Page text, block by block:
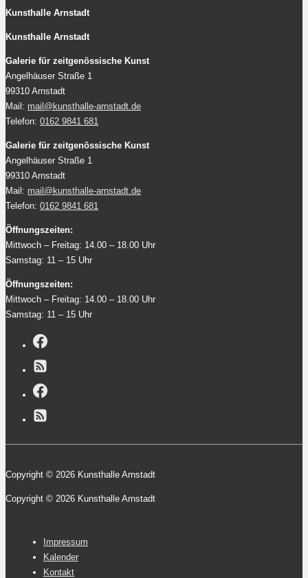
Kunsthalle Arnstadt
Kunsthalle Arnstadt
Galerie für zeitgenössische Kunst
Angelhäuser Straße 1
99310 Arnstadt
Mail: mail@kunsthalle-arnstadt.de
Telefon: 0162 9841 681
Galerie für zeitgenössische Kunst
Angelhäuser Straße 1
99310 Arnstadt
Mail: mail@kunsthalle-arnstadt.de
Telefon: 0162 9841 681
Öffnungszeiten:
Mittwoch – Freitag: 14.00 – 18.00 Uhr
Samstag: 11 – 15 Uhr
Öffnungszeiten:
Mittwoch – Freitag: 14.00 – 18.00 Uhr
Samstag: 11 – 15 Uhr
Copyright © 2026 Kunsthalle Arnstadt
Copyright © 2026 Kunsthalle Arnstadt
Footer-
Menü
Impressum
Kalender
Kontakt